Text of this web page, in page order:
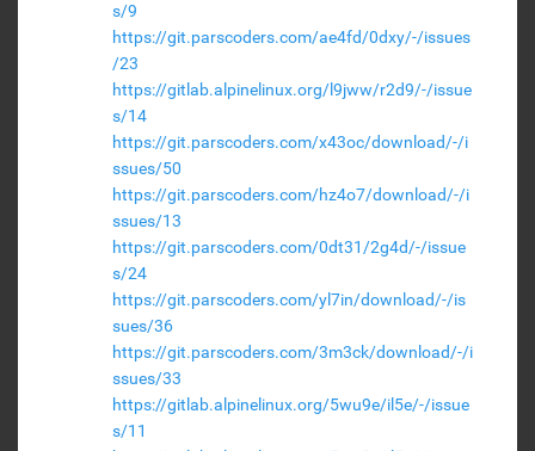
s/9
https://git.parscoders.com/ae4fd/0dxy/-/issues
/23
https://gitlab.alpinelinux.org/l9jww/r2d9/-/issue
s/14
https://git.parscoders.com/x43oc/download/-/i
ssues/50
https://git.parscoders.com/hz4o7/download/-/i
ssues/13
https://git.parscoders.com/0dt31/2g4d/-/issue
s/24
https://git.parscoders.com/yl7in/download/-/is
sues/36
https://git.parscoders.com/3m3ck/download/-/i
ssues/33
https://gitlab.alpinelinux.org/5wu9e/il5e/-/issue
s/11